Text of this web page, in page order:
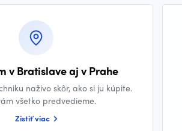
v Bratislave aj v Prahe
naživo skôr, ako si ju kúpite.
všetko predvedieme.
Zistiť viac